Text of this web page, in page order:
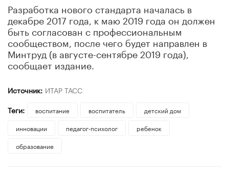
Разработка нового стандарта началась в
декабре 2017 года, к маю 2019 года он должен
быть согласован с профессиональным
сообществом, после чего будет направлен в
Минтруд (в августе-сентябре 2019 года),
сообщает издание.
Источник: ИТАР ТАСС
Теги:
воспитание воспитатель
детский дом
инновации
педагог-психолог
ребенок
образование